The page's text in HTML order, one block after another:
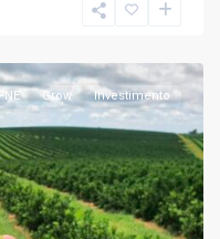
Grow Investimento